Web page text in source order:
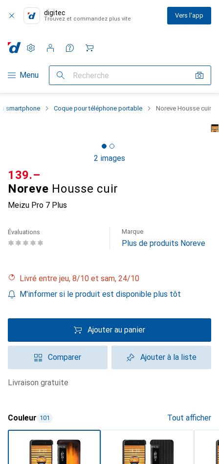
digitec
Trouvez et commandez plus vite Vers l'app
Navigation par catégorie
Menu Recherche
Paramètres
Compte client
Listes de comparaison
Listes d'envies
Panier
smartphone Coque pour téléphone portable Noreve Housse cuir
2 images
Noreve Housse cuir
Meizu Pro 7 Plus
CHF
139.–
Évaluations Marque
Plus de produits Noreve
Livré entre jeu, 8/10 et sam, 24/10
M'informer si le produit est disponible plus tôt
Ajouter au panier
Comparer Ajouter à la liste
livraison gratuite
Couleur 101 Tout afficher